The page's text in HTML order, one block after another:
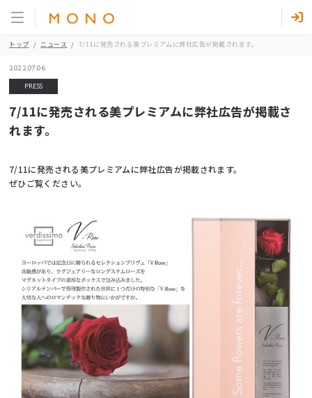
トップ ニュース 7/11に発売される美プレミアムに弊社広告が掲載されます。
2022.07.06
PRESS
7/11に発売される美プレミアムに弊社広告が掲載さ
れます。
7/11に発売される美プレミアムに弊社広告が掲載されます。
ぜひご覧ください。